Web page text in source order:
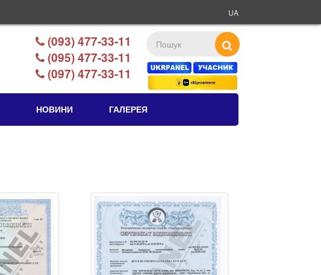
UA
(093) 477-33-11
(095) 477-33-11
(097) 477-33-11
НОВИНИ ГАЛЕРЕЯ